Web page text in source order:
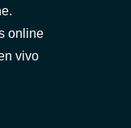
online
vivo